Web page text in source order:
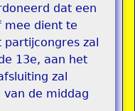
dat een
mee dient te
partijcongres zal
13e, aan het
zal
van de middag